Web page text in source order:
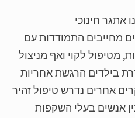
חינוכי
התמודדות עם
לקוי ואף מניצול
הרגשת אחריות
אחרים נדרש טיפול זהיר
בעלי השקפות